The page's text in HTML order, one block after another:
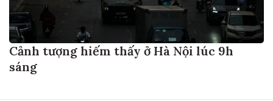
Cảnh tượng hiếm thấy ở Hà Nội lúc 9h
sáng